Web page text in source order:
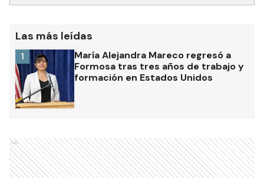
Las más leídas
María Alejandra Mareco regresó a
Formosa tras tres años de trabajo y
formación en Estados Unidos
1
Ads